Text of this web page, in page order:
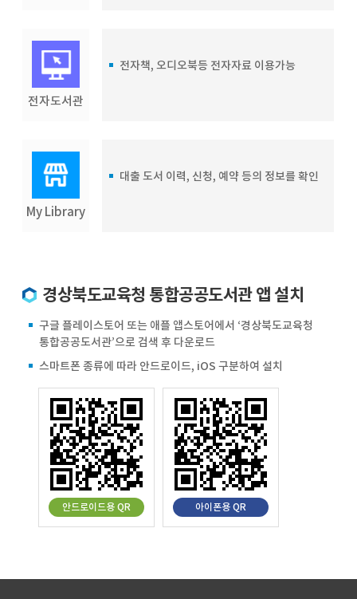
전자도서관
전자책, 오디오북등 전자자료 이용가능
My Library
대출 도서 이력, 신청, 예약 등의 정보를 확인
경상북도교육청 통합공공도서관 앱 설치
구글 플레이스토어 또는 애플 앱스토어에서 ‘경상북도교육청
통합공공도서관’으로 검색 후 다운로드
스마트폰 종류에 따라 안드로이드, iOS 구분하여 설치
안드로이드용 QR 아이폰용 QR